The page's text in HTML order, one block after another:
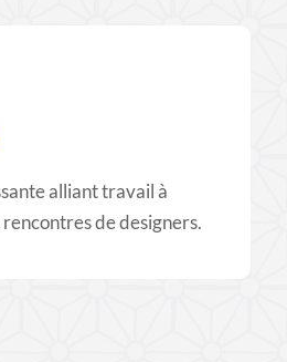
alliant travail à
de designers.